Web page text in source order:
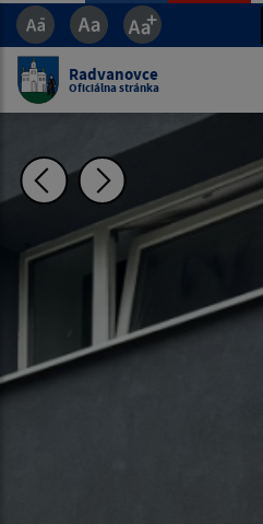
Radvanovce
Oficiálna stránka